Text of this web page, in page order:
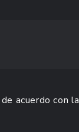
acuerdo con la